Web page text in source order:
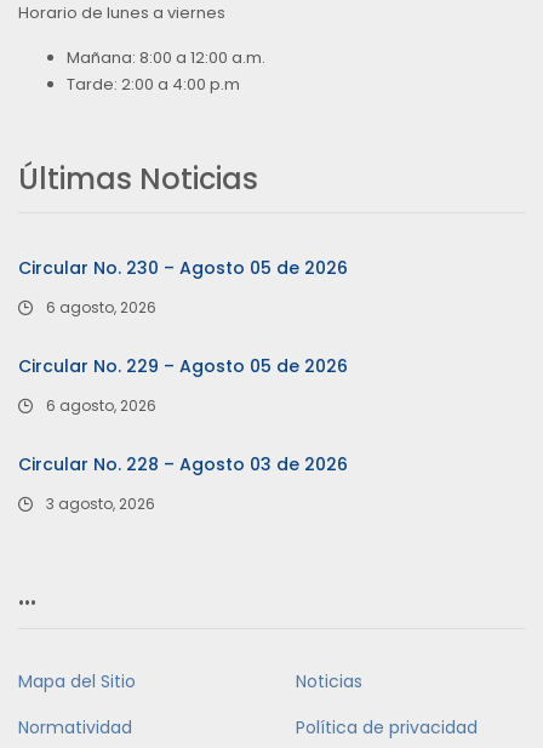
Horario de lunes a viernes
Mañana: 8:00 a 12:00 a.m.
Tarde: 2:00 a 4:00 p.m
Últimas Noticias
Circular No. 230 – Agosto 05 de 2026
6 agosto, 2026
Circular No. 229 – Agosto 05 de 2026
6 agosto, 2026
Circular No. 228 – Agosto 03 de 2026
3 agosto, 2026
…
Mapa del Sitio
Noticias
Normatividad
Política de privacidad